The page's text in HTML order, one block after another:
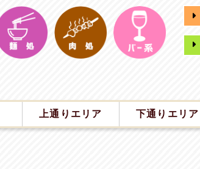
上通りエリア 下通りエリア